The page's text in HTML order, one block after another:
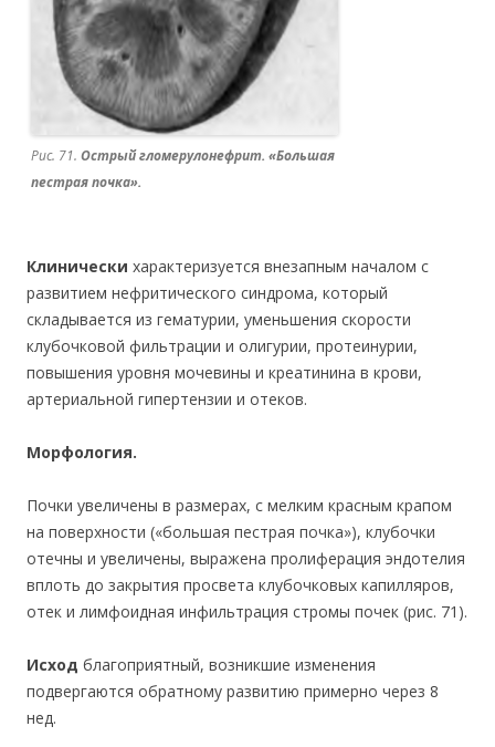
Рис. 71. Острый гломерулонефрит. «Большая
пестрая почка».
Клинически характеризуется внезапным началом с
развитием нефритического синдрома, который
складывается из гематурии, уменьшения скорости
клубочковой фильтрации и олигурии, протеинурии,
повышения уровня мочевины и креатинина в крови,
артериальной гипертензии и отеков.
Морфология.
Почки увеличены в размерах, с мелким красным крапом
на поверхности («большая пестрая почка»), клубочки
отечны и увеличены, выражена пролиферация эндотелия
вплоть до закрытия просвета клубочковых капилляров,
отек и лимфоидная инфильтрация стромы почек (рис. 71).
Исход благоприятный, возникшие изменения
подвергаются обратному развитию примерно через 8
нед.